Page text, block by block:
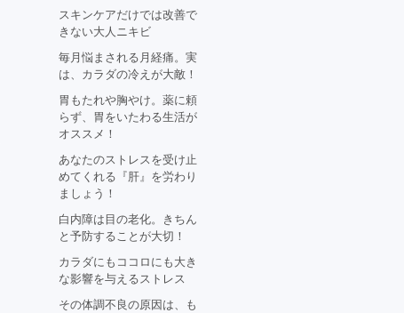
スキンケアだけでは改善で
きない大人ニキビ
毎月悩まされる月経痛。実
は、カラダの冷えが大敵！
胃もたれや胸やけ。薬に頼
らず、胃をいたわる生活が
オススメ！
あなたのストレスを受け止
めてくれる『肝』を労わり
ましょう！
白内障は目の老化。きちん
と予防することが大切！
カラダにもココロにも大き
な影響を与えるストレス
その体調不良の原因は、も